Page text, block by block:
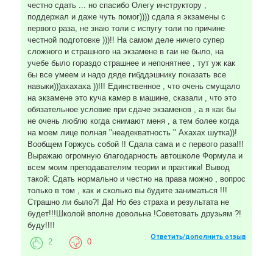
честно сдать ... но спасибо Олегу инструктору ,
поддержал и даже чуть помог)))) сдала я экзамены с
первого раза, не знаю толи с испугу толи по причине
честной подготовке )))!! На самом деле ничего супер
сложного и страшного на экзамене в гаи не было, на
учебе было гораздо страшнее и непонятнее , тут уж как
бы все умеем и надо дяде гибддэшнику показать все
навыки)))ахахаха ))!!! Единственное , что очень смущало
на экзамене это куча камер в машине, сказали , что это
обязательное условие при сдаче экзаменов , а я как бы
не очень люблю когда снимают меня , а тем более когда
на моем лице полная "неадекватность " Ахахах шутка))!
Вообщем Горжусь собой !! Сдала сама и с первого раза!!!
Выражаю огромную благодарность автошколе Формула и
всем моим преподавателям теории и практики! Вывод
такой: Сдать нормально и честно на права можно , вопрос
только в том , как и сколько вы будите заниматься !!!
Страшно ли было?! Да! Но без страха и результата не
будет!!!Школой вполне довольна !Советовать друзьям ?!
буду!!!!
Ответить/дополнить отзыв
2 0